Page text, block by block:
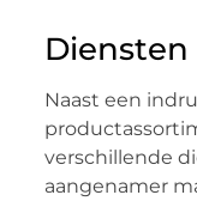
Naast een
verschillende
aangenamer